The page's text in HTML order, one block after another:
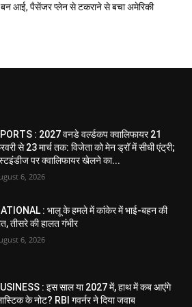
आई, पैसेंजर प्लेन से टकराने से बचा अमेरिकी
: 2027 वनडे वर्ल्डकप क्वालिफायर 21
से 23 मार्च तक: विजेता को मेन ड्रॉ में सीधी एंट्री;
पर क्वालिफायर खेलने का...
6, 2026
: भालू के हमले में कांकेर में भाई-बहन की
तीसरे की हालत गंभीर
6, 2026
: इस साल या 2027 में, हाथ में कब आएंगे
के नोट? RBI गवर्नर ने दिया जवाब